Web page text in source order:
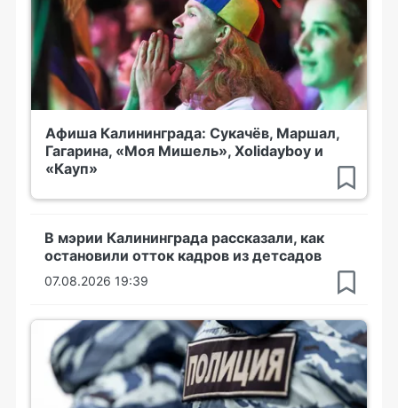
Афиша Калининграда: Сукачёв, Маршал,
Гагарина, «Моя Мишель», Xolidayboy и
«Кауп»
В мэрии Калининграда рассказали, как
остановили отток кадров из детсадов
07.08.2026 19:39